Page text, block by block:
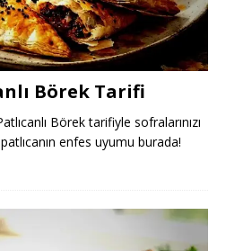
Börek Tarifi
Börek tarifiyle sofralarınızı
enfes uyumu burada!